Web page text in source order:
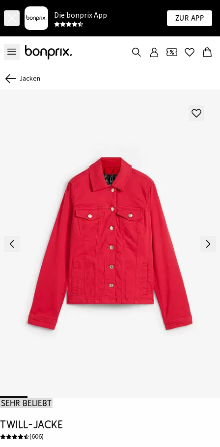
Die bonprix App Zur App
Jacken
Sehr beliebt
Twill-Jacke
(606)